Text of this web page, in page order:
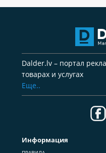
Dalder.lv – портал
товарах и услугах
Еще..
Информация